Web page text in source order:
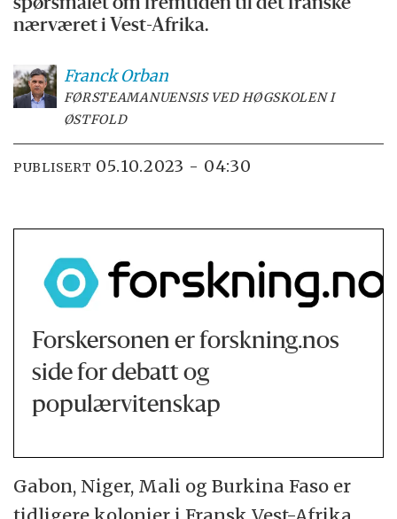
spørsmålet om fremtiden til det franske
nærværet i Vest-Afrika.
Franck Orban
FØRSTEAMANUENSIS VED HØGSKOLEN I
ØSTFOLD
PUBLISERT 05.10.2023 - 04:30
Forskersonen er forskning.nos
side for debatt og
populærvitenskap
Gabon, Niger, Mali og Burkina Faso er